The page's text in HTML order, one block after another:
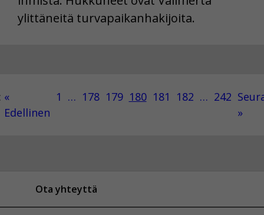
ylittäneitä turvapaikanhakijoita.
«
Edellinen
1 … 178 179 180 181 182 … 242
»
Ota yhteyttä